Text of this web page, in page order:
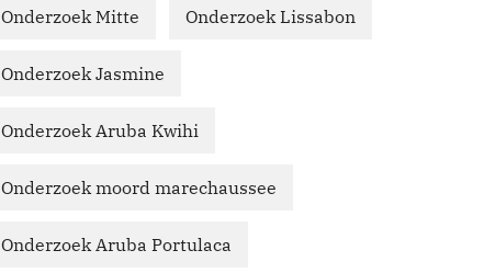
Onderzoek Mitte Onderzoek Lissabon
Onderzoek Jasmine
Onderzoek Aruba Kwihi
Onderzoek moord marechaussee
Onderzoek Aruba Portulaca